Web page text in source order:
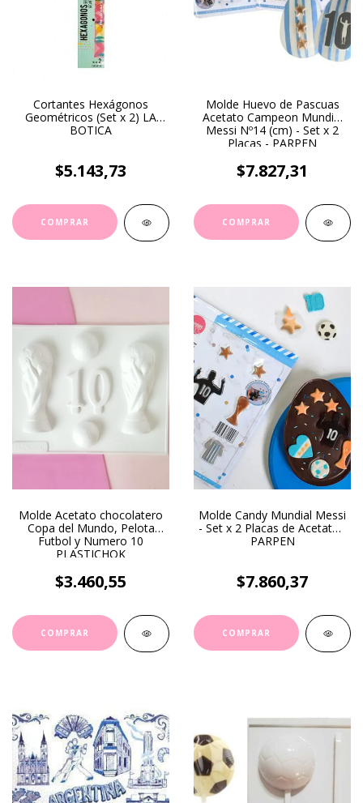
Cortantes Hexágonos
Geométricos (Set x 2) LA
BOTICA
$5.143,73
Molde Huevo de Pascuas
Acetato Campeon Mundial
Messi Nº14 (cm) - Set x 2
Placas - PARPEN
$7.827,31
Molde Acetato chocolatero
Copa del Mundo, Pelota
Futbol y Numero 10
PLASTICHOK
$3.460,55
Molde Candy Mundial Messi
- Set x 2 Placas de Acetato -
PARPEN
$7.860,37